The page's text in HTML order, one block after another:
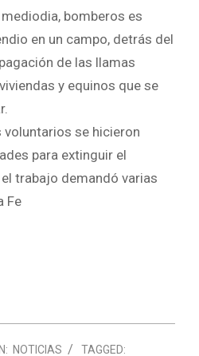
bomberos es
en un campo, detrás del
de las llamas
y equinos que se
voluntarios se hicieron
para extinguir el
trabajo demandó varias
Fe
IN: NOTICIAS
TAGGED: